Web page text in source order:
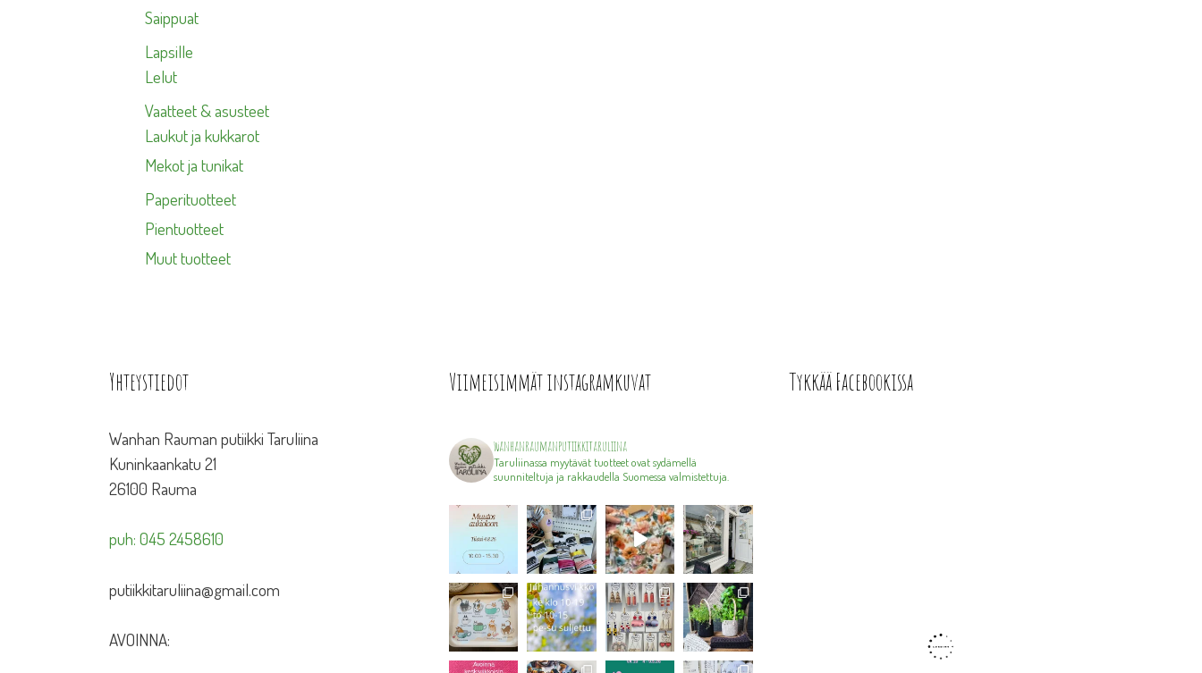
Saippuat
Lapsille
Lelut
Vaatteet & asusteet
Laukut ja kukkarot
Mekot ja tunikat
Paperituotteet
Pientuotteet
Muut tuotteet
Yhteystiedot
Wanhan Rauman putiikki Taruliina
Kuninkaankatu 21
26100 Rauma
puh: 045 2458610
putiikkitaruliina@gmail.com
AVOINNA:
Viimeisimmät instagramkuvat
wanhanraumanputiikkitaruliina
Taruliinassa myytävät tuotteet ovat sydämellä
suunniteltuja ja rakkaudella Suomessa valmistettuja.
Tykkää Facebookissa